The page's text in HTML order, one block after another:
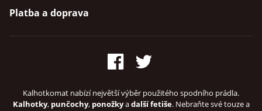
Platba a doprava
Kalhotkomat nabízí největší výběr použitého spodního prádla.
Kalhotky, punčochy, ponožkyadalší fetiše. Nebraňte své touze a